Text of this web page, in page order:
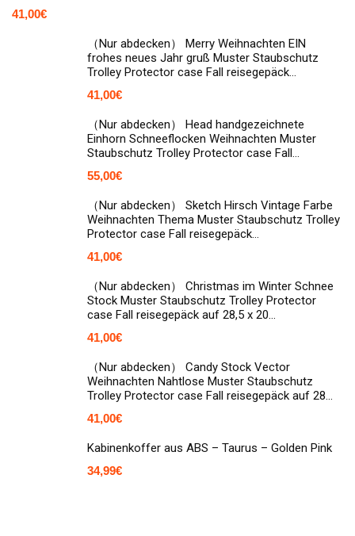
41,00€
（Nur abdecken） Merry Weihnachten EIN
frohes neues Jahr gruß Muster Staubschutz
Trolley Protector case Fall reisegepäck…
41,00€
（Nur abdecken） Head handgezeichnete
Einhorn Schneeflocken Weihnachten Muster
Staubschutz Trolley Protector case Fall…
55,00€
（Nur abdecken） Sketch Hirsch Vintage Farbe
Weihnachten Thema Muster Staubschutz Trolley
Protector case Fall reisegepäck…
41,00€
（Nur abdecken） Christmas im Winter Schnee
Stock Muster Staubschutz Trolley Protector
case Fall reisegepäck auf 28,5 x 20…
41,00€
（Nur abdecken） Candy Stock Vector
Weihnachten Nahtlose Muster Staubschutz
Trolley Protector case Fall reisegepäck auf 28…
41,00€
Kabinenkoffer aus ABS – Taurus – Golden Pink
34,99€